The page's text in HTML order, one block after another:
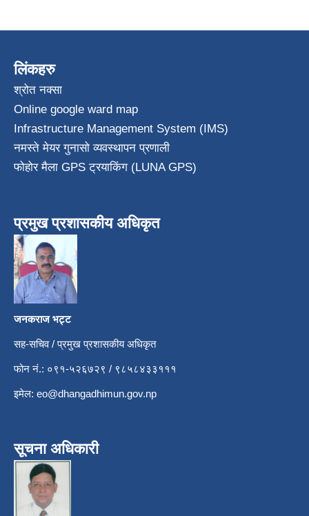
लिंकहरु
श्रोत नक्सा
Online google ward map
Infrastructure Management System (IMS)
नमस्ते मेयर गुनासो व्यवस्थापन प्रणाली
फोहोर मैला GPS ट्रयाकिंग (LUNA GPS)
प्रमुख प्रशासकीय अधिकृत
जनकराज भट्ट
सह-सचिव / प्रमुख प्रशासकीय अधिकृत
फोन नं.: ०९१-५२६७२९ / ९८५८४३३१११
इमेल: eo@dhangadhimun.gov.np
सूचना अधिकारी